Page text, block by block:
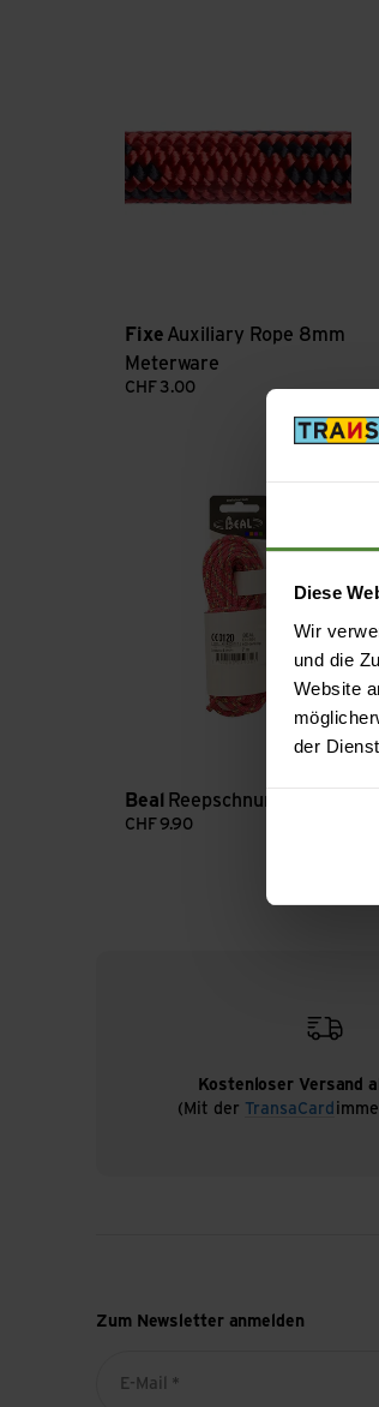
Diese
Wir
und die
Website
der
Fixe Auxiliary Rope 8mm
Meterware
CHF 3.00
Beal Reepschnur 5MM
CHF 9.90
Reepschnur 5MM ansehen
Kostenloser Versand
(Mit der TransaCard
Zum Newsletter anmelden
E-Mail *